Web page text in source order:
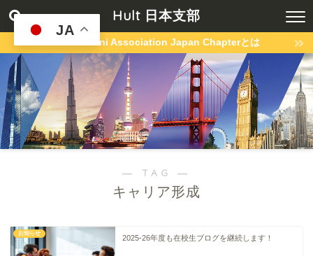
Hult 日本支部
Hult Alumni Association Japan Chapterとは
― TAG ―
キャリア形成
お知らせ
2025-26年度も在校生ブログを継続します！
JA